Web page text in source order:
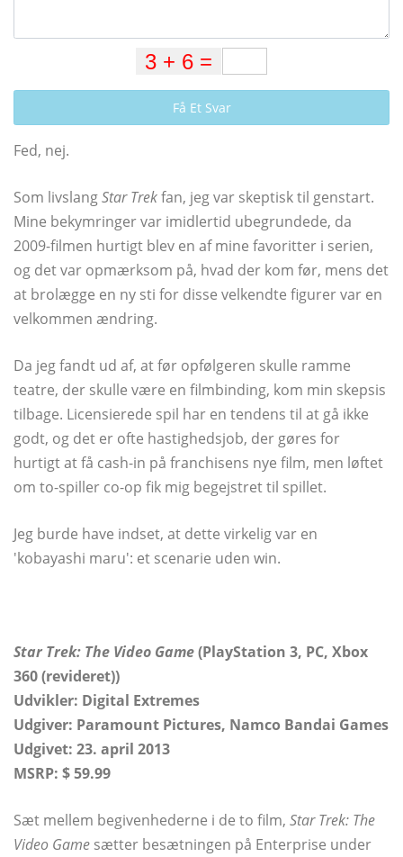
Få Et Svar
Fed, nej.
Som livslangStar Trekfan, jeg var skeptisk til genstart.
Mine bekymringer var imidlertid ubegrundede, da
2009-filmen hurtigt blev en af ​​mine favoritter i serien,
og det var opmærksom på, hvad der kom før, mens det
at brolægge en ny sti for disse velkendte figurer var en
velkommen ændring.
Da jeg fandt ud af, at før opfølgeren skulle ramme
teatre, der skulle være en filmbinding, kom min skepsis
tilbage. Licensierede spil har en tendens til at gå ikke
godt, og det er ofte hastighedsjob, der gøres for
hurtigt at få cash-in på franchisens nye film, men løftet
om to-spiller co-op fik mig begejstret til spillet.
Jeg burde have indset, at dette virkelig var en
'kobayashi maru': et scenarie uden win.
Star Trek: The Video Game(PlayStation 3, PC, Xbox
360 (revideret))
Udvikler: Digital Extremes
Udgiver: Paramount Pictures, Namco Bandai Games
Udgivet: 23. april 2013
MSRP: $ 59.99
Sæt mellem begivenhederne i de to film, Star Trek: The
Video Game sætter besætningen på Enterprise under